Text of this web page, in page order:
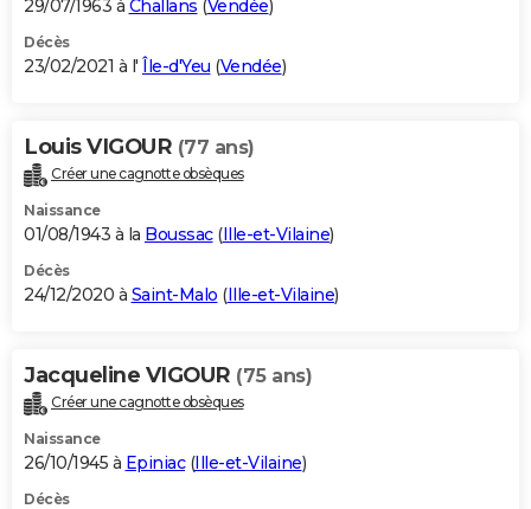
29/07/1963 à Challans (Vendée)
Décès
23/02/2021 à l' Île-d'Yeu (Vendée)
Louis VIGOUR (77 ans)
Créer une cagnotte obsèques
Naissance
01/08/1943 à la Boussac(Ille-et-Vilaine)
Décès
24/12/2020 à Saint-Malo (Ille-et-Vilaine)
Jacqueline VIGOUR (75 ans)
Créer une cagnotte obsèques
Naissance
26/10/1945 à Epiniac(Ille-et-Vilaine)
Décès